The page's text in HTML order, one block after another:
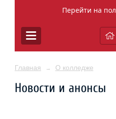
Перейти на
Главная → О колледже
Новости и анонсы